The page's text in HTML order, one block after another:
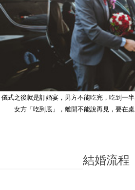
儀式之後就是訂婚宴，男方不能吃完，吃到一
女方「吃到底」，離開不能說再見，要在桌
結婚流程